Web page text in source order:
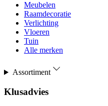
Meubelen
Raamdecoratie
Verlichting
Vloeren
Tuin
Alle merken
Assortiment
Klusadvies